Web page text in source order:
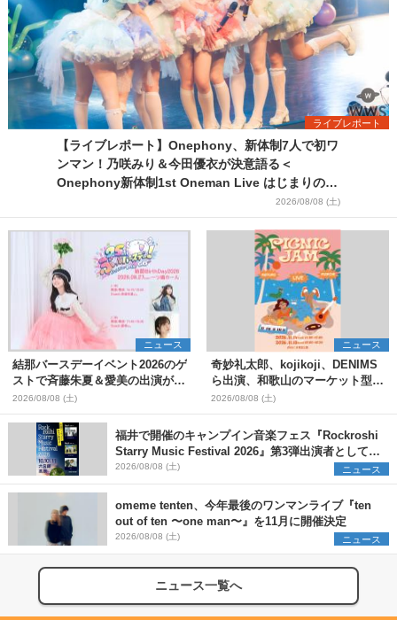
ライブレポート
【ライブレポート】Onephony、新体制7人で初ワ
ンマン！乃咲みり＆今田優衣が決意語る＜
Onephony新体制1st Oneman Live はじまりの夏
2026/08/08 (土)
ニュース
結那バースデーイベント2026のゲ
ストで斉藤朱夏＆愛美の出演が決
定
2026/08/08 (土)
ニュース
奇妙礼太郎、kojikoji、DENIMS
ら出演、和歌山のマーケット型野
外イベント『PICNIC JAM
2026』早割チケット発売開始
2026/08/08 (土)
福井で開催のキャンプイン音楽フェス『Rockroshi
Starry Music Festival 2026』第3弾出演者として
SCOOBIE DO、かりゆし58、Reiを発表
2026/08/08 (土) ニュース
omeme tenten、今年最後のワンマンライブ『ten
out of ten 〜one man〜』を11月に開催決定
2026/08/08 (土) ニュース
ニュース一覧へ